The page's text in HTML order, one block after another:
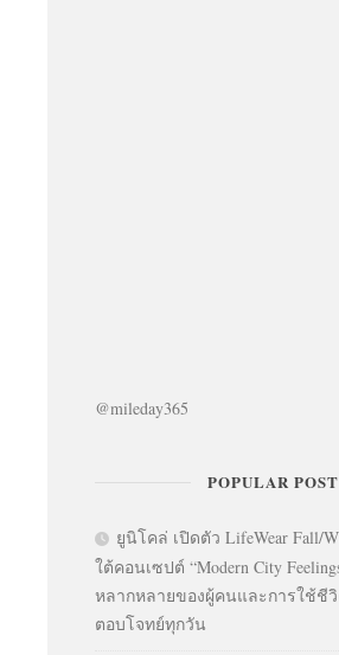
@mileday365
POPULAR POST
ยูนิโคล่ เปิดตัว LifeWear Fall/
ใต้คอนเซปต์ “Modern City
หลากหลายของผู้คนและการใช้ชี
ตอบโจทย์ทุกวัน